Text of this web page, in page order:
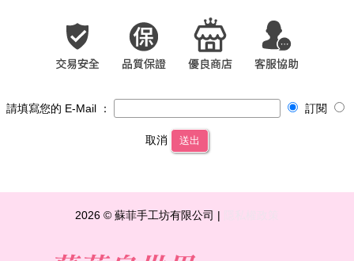
請填寫您的 E-Mail ： 訂閱
取消 送出
2026 © 蘇菲手工坊有限公司 |